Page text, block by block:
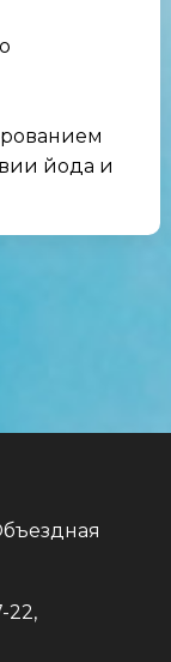
йода и
22,